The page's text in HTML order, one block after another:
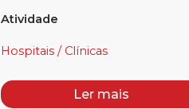
Atividade
Hospitais / Clínicas
Ler mais